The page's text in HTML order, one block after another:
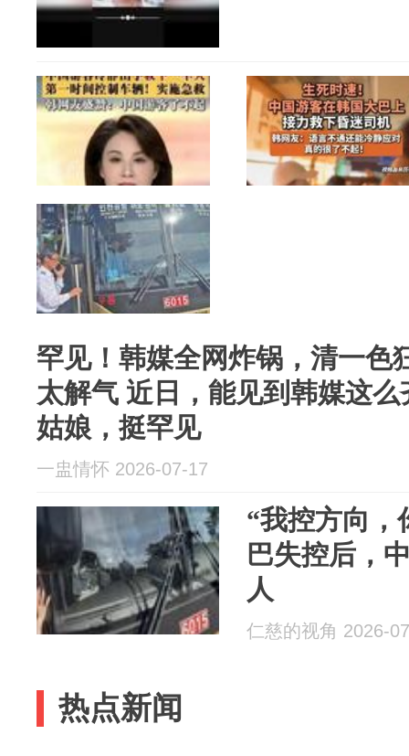
罕见！韩媒全网炸锅，清一色
太解气 近日，能见到韩媒这
姑娘，挺罕见
一盅情怀 2026-07-17
“我控方向，
巴失控后，
人
仁慈的视角 2026-
热点新闻